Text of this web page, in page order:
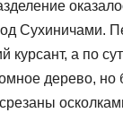
Сухиничами.
курсант, а по
дерево, но